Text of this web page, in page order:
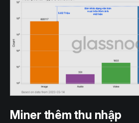
Miner thêm thu nhập